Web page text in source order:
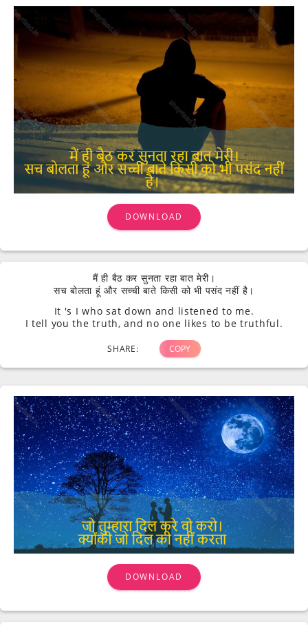
DOWNLOAD
मैं ही बैठ कर सुनता रहा बात मेरी।
सच बोलता हूं और सच्ची बाते किसी को भी पसंद नहीं है।
It 's I who sat down and listened to me.
I tell you the truth, and no one likes to be truthful.
SHARE: COPY
DOWNLOAD